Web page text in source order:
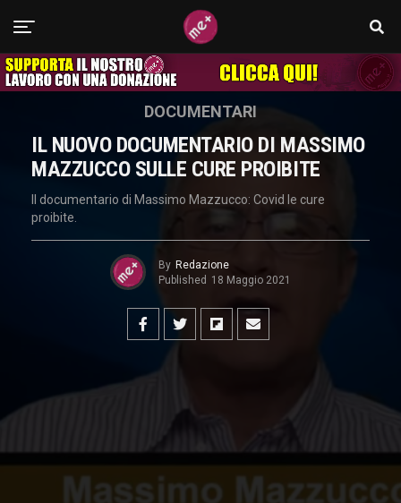
DOCUMENTARI
IL NUOVO DOCUMENTARIO DI MASSIMO
MAZZUCCO SULLE CURE PROIBITE
Il documentario di Massimo Mazzucco: Covid le cure
proibite.
By Redazione
Published 18 Maggio 2021